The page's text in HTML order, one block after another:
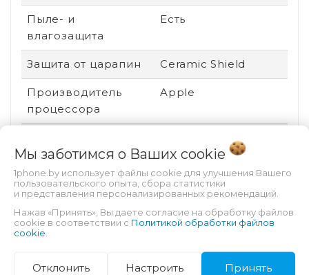
Пыле- и
влагозащита
Есть
Защита от царапин Ceramic Shield
Производитель
процессора
Apple
лицу
Техпроцесс 3 нм
Степень защиты (IP)
Оперативная
8 Гб
Мы заботимся о Ваших cookie
1phone.by использует файлы cookie для улучшения Вашего
пользовательского опыта, сбора статистики
и представления персонализированных рекомендаций.
Нажав «Принять», Вы даете согласие на обработку файлов
cookie в соответствии с Политикой обработки файлов
cookie
Отклонить Настроить Принять